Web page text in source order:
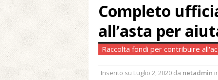
provvisoria»
Agosto 7, 2026 in
Agosto 7, 2026 in
Completo
all’asta per
Raccolta fondi per contribuire
Inserito su Luglio 2, 2020 da netadmin